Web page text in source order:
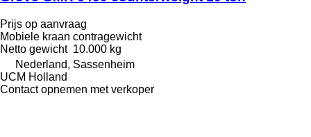
Prijs op aanvraag
Mobiele kraan contragewicht
Netto gewicht 10.000 kg
Nederland, Sassenheim
UCM Holland
Contact opnemen met verkoper